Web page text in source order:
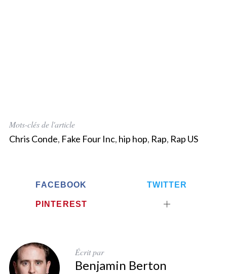
Mots-clés de l'article
Chris Conde, Fake Four Inc, hip hop, Rap, Rap US
FACEBOOK TWITTER
PINTEREST
Écrit par
Benjamin Berton
a
r